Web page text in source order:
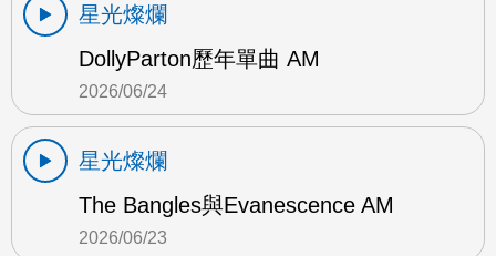
星光燦爛
DollyParton歷年單曲 AM
2026/06/24
星光燦爛
The Bangles與Evanescence AM
2026/06/23